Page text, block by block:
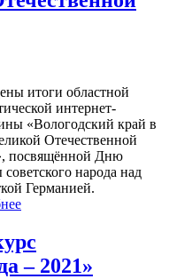
итоги областной
интернет-
«Вологодский край в
Отечественной
посвящённой Дню
народа над
Германией.
– 2021»